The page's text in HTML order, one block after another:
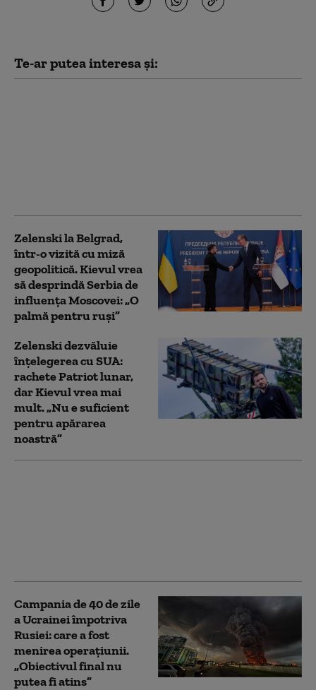
Te-ar putea interesa și:
Zelenski la Belgrad,
într-o vizită cu miză
geopolitică. Kievul vrea
să desprindă Serbia de
influența Moscovei: „O
palmă pentru ruși”
Zelenski dezvăluie
înțelegerea cu SUA:
rachete Patriot lunar,
dar Kievul vrea mai
mult. „Nu e suficient
pentru apărarea
noastră”
Campania de 40 de zile
a Ucrainei împotriva
Rusiei: care a fost
menirea operațiunii.
„Obiectivul final nu
putea fi atins”